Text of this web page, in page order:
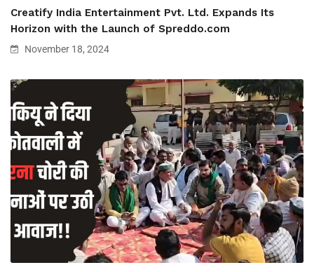
Creatify India Entertainment Pvt. Ltd. Expands Its
Horizon with the Launch of Spreddo.com
November 18, 2024